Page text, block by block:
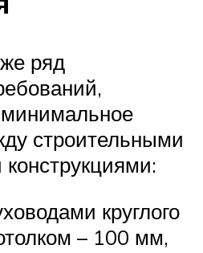
ряд
строительными
круглого
– 100 мм,